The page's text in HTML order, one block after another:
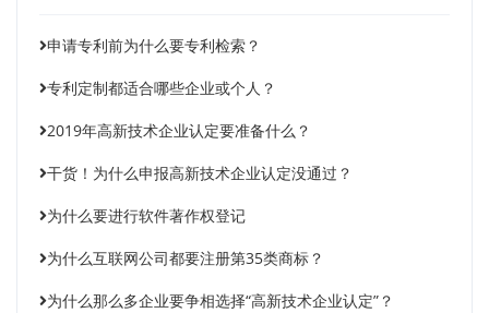
申请专利前为什么要专利检索？
专利定制都适合哪些企业或个人？
2019年高新技术企业认定要准备什么？
干货！为什么申报高新技术企业认定没通过？
为什么要进行软件著作权登记
为什么互联网公司都要注册第35类商标？
为什么那么多企业要争相选择“高新技术企业认定”？